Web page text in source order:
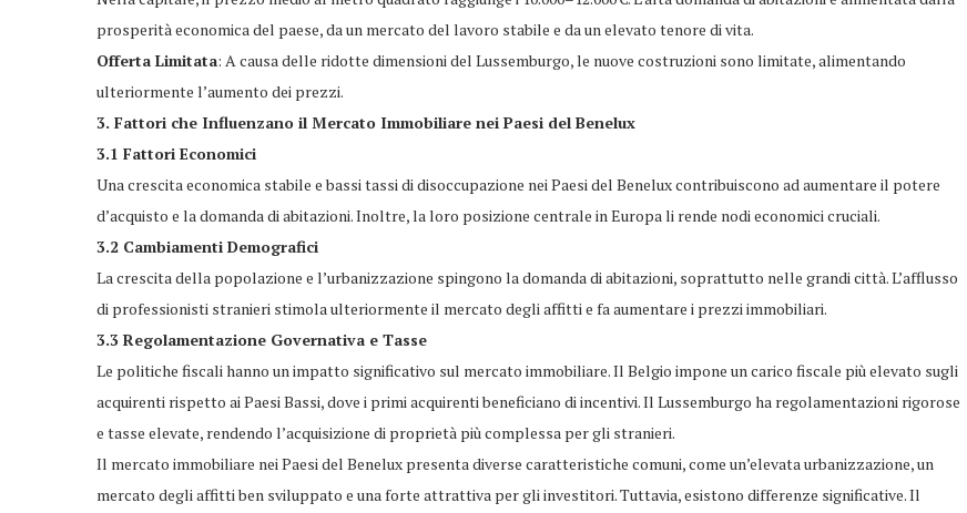
prosperità economica del paese, da un mercato del lavoro stabile e da un elevato tenore di vita.
Offerta Limitata: A causa delle ridotte dimensioni del Lussemburgo, le nuove costruzioni sono limitate, alimentando
ulteriormente l’aumento dei prezzi.
3. Fattori che Influenzano il Mercato Immobiliare nei Paesi del Benelux
3.1 Fattori Economici
Una crescita economica stabile e bassi tassi di disoccupazione nei Paesi del Benelux contribuiscono ad aumentare il potere
d’acquisto e la domanda di abitazioni. Inoltre, la loro posizione centrale in Europa li rende nodi economici cruciali.
3.2 Cambiamenti Demografici
La crescita della popolazione e l’urbanizzazione spingono la domanda di abitazioni, soprattutto nelle grandi città. L’afflusso
di professionisti stranieri stimola ulteriormente il mercato degli affitti e fa aumentare i prezzi immobiliari.
3.3 Regolamentazione Governativa e Tasse
Le politiche fiscali hanno un impatto significativo sul mercato immobiliare. Il Belgio impone un carico fiscale più elevato sugli
acquirenti rispetto ai Paesi Bassi, dove i primi acquirenti beneficiano di incentivi. Il Lussemburgo ha regolamentazioni rigorose
e tasse elevate, rendendo l’acquisizione di proprietà più complessa per gli stranieri.
Il mercato immobiliare nei Paesi del Benelux presenta diverse caratteristiche comuni, come un’elevata urbanizzazione, un
mercato degli affitti ben sviluppato e una forte attrattiva per gli investitori. Tuttavia, esistono differenze significative. Il